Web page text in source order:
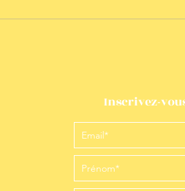
Inscrivez-